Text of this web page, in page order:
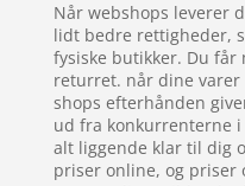
Når webshops leverer
lidt bedre rettigheder,
fysiske butikker. Du får
returret. når dine varer
shops efterhånden
ud fra konkurrenterne
alt liggende klar til dig
priser online, og priser